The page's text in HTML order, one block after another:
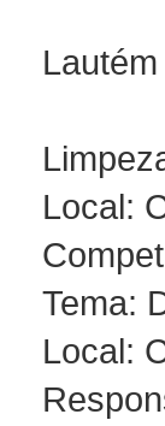
Lautém
Local:
Tema:
Local: